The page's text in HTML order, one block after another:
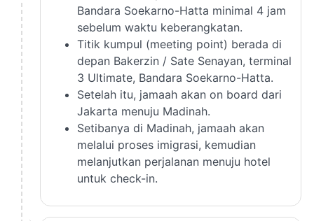
Bandara Soekarno-Hatta minimal 4 jam
sebelum waktu keberangkatan.
Titik kumpul (meeting point) berada di
depan Bakerzin / Sate Senayan, terminal
3 Ultimate, Bandara Soekarno-Hatta.
Setelah itu, jamaah akan on board dari
Jakarta menuju Madinah.
Setibanya di Madinah, jamaah akan
melalui proses imigrasi, kemudian
melanjutkan perjalanan menuju hotel
untuk check-in.